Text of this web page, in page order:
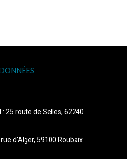
: 25 route de Selles, 62240
d'Alger, 59100 Roubaix